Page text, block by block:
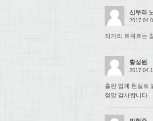
신무라
작가의 트위트는
황성원
출판 업계 현실로
정말 감사합니다